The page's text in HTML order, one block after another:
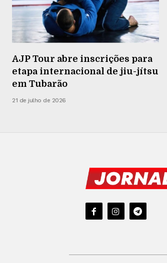
AJP Tour abre inscrições para
etapa internacional de jiu-jítsu
em Tubarão
21 de julho de 2026